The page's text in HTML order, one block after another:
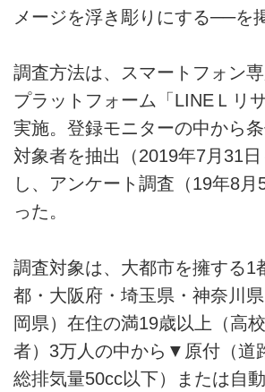
メージを浮き彫りにする──を
調査方法は、スマートフォン
プラットフォーム「LINEＬリ
実施。登録モニターの中から
対象者を抽出（2019年7月31日
し、アンケート調査（19年8
った。
調査対象は、大都市を擁する1
都・大阪府・埼玉県・神奈川
岡県）在住の満19歳以上（高
者）3万人の中から▼原付（道
総排気量50cc以下）または自